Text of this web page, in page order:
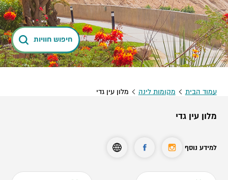
חיפוש חוויות
עמוד הבית מקומות לינה מלון עין גדי
מלון עין גדי
למידע נוסף